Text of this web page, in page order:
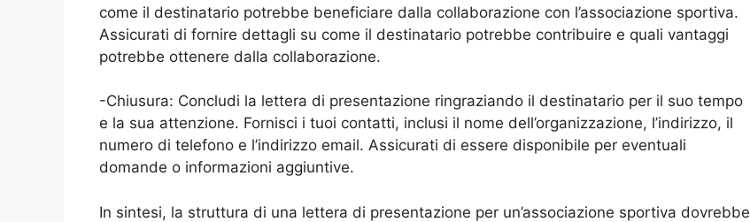
come il destinatario potrebbe beneficiare dalla collaborazione con l’associazione sportiva.
Assicurati di fornire dettagli su come il destinatario potrebbe contribuire e quali vantaggi
potrebbe ottenere dalla collaborazione.
-Chiusura: Concludi la lettera di presentazione ringraziando il destinatario per il suo tempo
e la sua attenzione. Fornisci i tuoi contatti, inclusi il nome dell’organizzazione, l’indirizzo, il
numero di telefono e l’indirizzo email. Assicurati di essere disponibile per eventuali
domande o informazioni aggiuntive.
In sintesi, la struttura di una lettera di presentazione per un’associazione sportiva dovrebbe